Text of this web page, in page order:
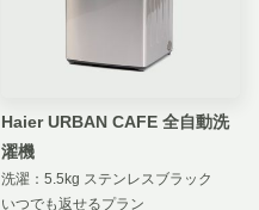
Haier URBAN CAFE 全自動洗
濯機
洗濯：5.5kg ステンレスブラック
いつでも返せるプラン